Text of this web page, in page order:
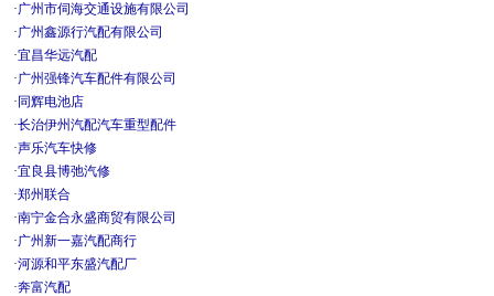
·广州市伺海交通设施有限公司
·广州鑫源行汽配有限公司
·宜昌华远汽配
·广州强锋汽车配件有限公司
· 同辉电池店
·长治伊州汽配汽车重型配件
·声乐汽车快修
·宜良县博弛汽修
·郑州联合
·南宁金合永盛商贸有限公司
·广州新一嘉汽配商行
·河源和平东盛汽配厂
·奔富汽配